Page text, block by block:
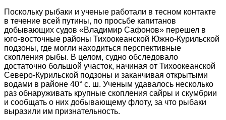
Поскольку рыбаки и ученые работали в тесном контакте
в течение всей путины, по просьбе капитанов
добывающих судов «Владимир Сафонов» перешел в
юго-восточные районы Тихоокеанской Южно-Курильской
подзоны, где могли находиться перспективные
скопления рыбы. В целом, судно обследовало
достаточно большой участок, начиная от Тихоокеанской
Северо-Курильской подзоны и заканчивая открытыми
водами в районе 40° с. ш. Ученым удавалось несколько
раз обнаруживать крупные скопления сайры и скумбрии
и сообщать о них добывающему флоту, за что рыбаки
выразили им признательность.